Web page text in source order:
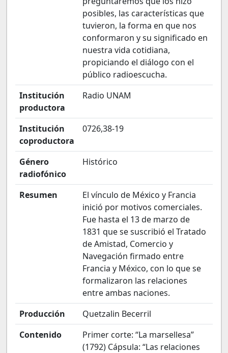
posibles, las características que
tuvieron, la forma en que nos
conformaron y su significado en
nuestra vida cotidiana,
propiciando el diálogo con el
público radioescucha.
Institución
productora
Radio UNAM
Institución
coproductora
0726,38-19
Género
radiofónico
Histórico
Resumen
El vínculo de México y Francia
inició por motivos comerciales.
Fue hasta el 13 de marzo de
1831 que se suscribió el Tratado
de Amistad, Comercio y
Navegación firmado entre
Francia y México, con lo que se
formalizaron las relaciones
entre ambas naciones.
Producción
Quetzalin Becerril
Contenido
Primer corte: “La marsellesa”
(1792) Cápsula: “Las relaciones